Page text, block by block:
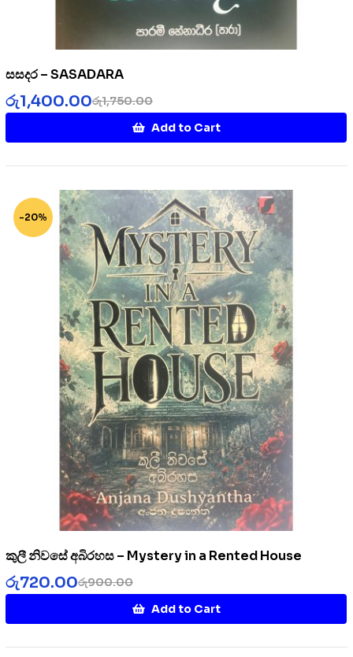
සසදර – SASADARA
රු1,750.00
රු1,400.00
Add to Cart
-20%
කුලී නිවසේ අබිරහස – Mystery in a Rented House
රු900.00
රු720.00
Add to Cart